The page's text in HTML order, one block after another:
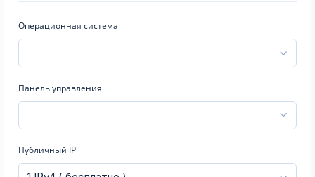
Операционная система
Панель управления
Публичный IP